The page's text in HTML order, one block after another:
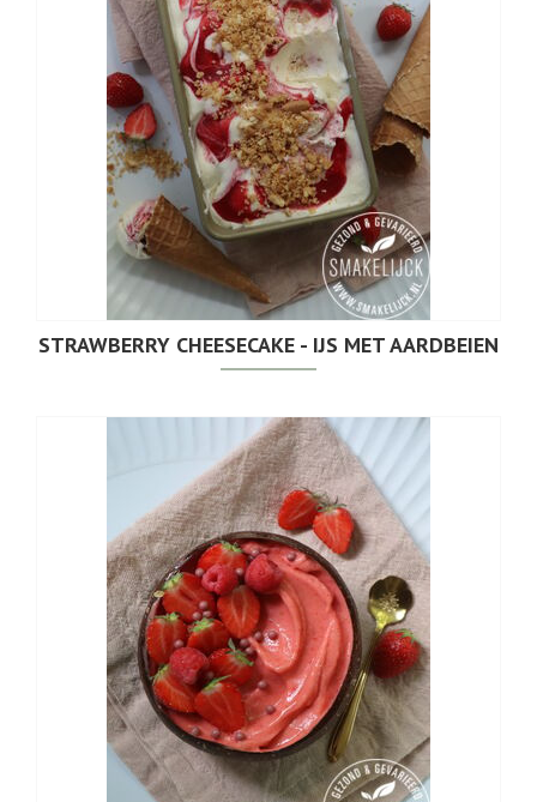
STRAWBERRY CHEESECAKE - IJS MET AARDBEIEN